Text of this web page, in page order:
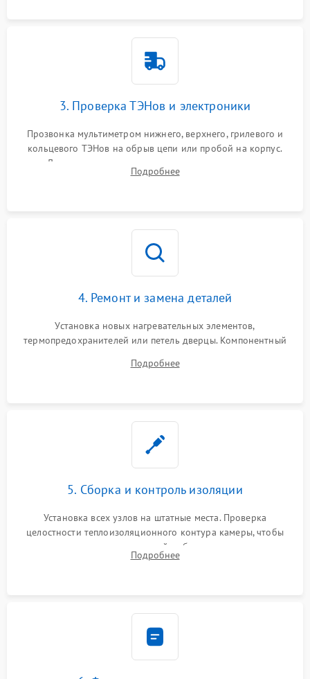
3. Проверка ТЭНов и электроники
Прозвонка мультиметром нижнего, верхнего, грилевого и
кольцевого ТЭНов на обрыв цепи или пробой на корпус.
Диагностика термостата, датчиков температуры,
переключателя режимов и мотора конвекции.
Подробнее
4. Ремонт и замена деталей
Установка новых нагревательных элементов,
термопредохранителей или петель дверцы. Компонентный
выгоревших реле, восстановление контактов и замена
Подробнее
5. Сборка и контроль изоляции
Установка всех узлов на штатные места. Проверка
целостности теплоизоляционного контура камеры, чтобы
исключить перегрев кухонной мебели и потерю тепла.
Надежная фиксация клемм и сборка корпуса шкафа.
Подробнее